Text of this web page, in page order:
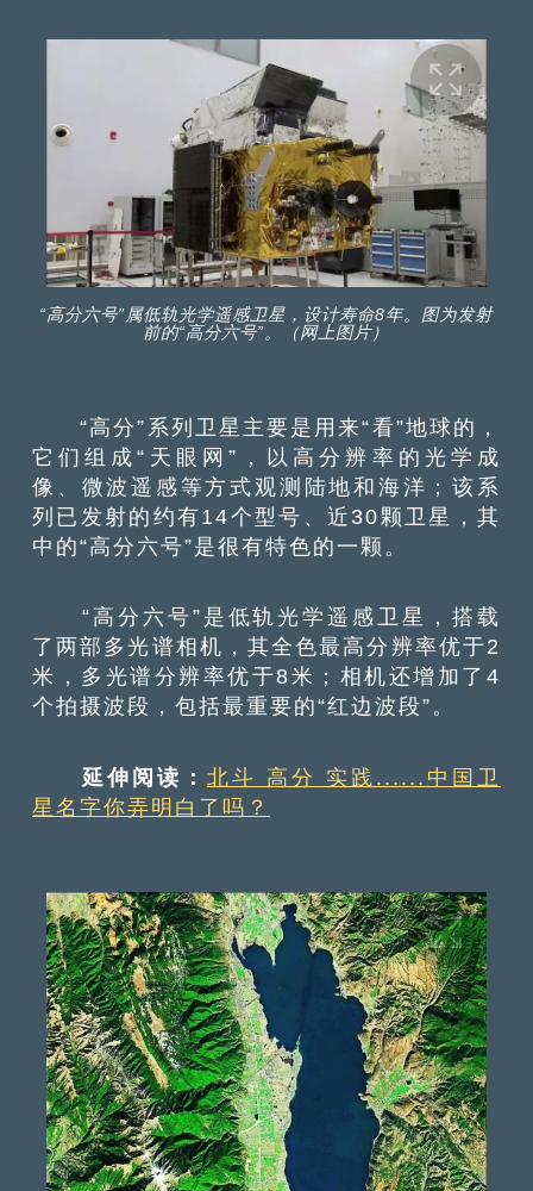
“高分六号”属低轨光学遥感卫星，设计寿命8年。图为发射
前的“高分六号”。（网上图片）
“高分”系列卫星主要是用来“看”地球的，
它们组成“天眼网”，以高分辨率的光学成
像、微波遥感等方式观测陆地和海洋；该系
列已发射的约有14个型号、近30颗卫星，其
中的“高分六号”是很有特色的一颗。
“高分六号”是低轨光学遥感卫星，搭载
了两部多光谱相机，其全色最高分辨率优于2
米，多光谱分辨率优于8米；相机还增加了4
个拍摄波段，包括最重要的“红边波段”。
延伸阅读：北斗 高分 实践......中国卫
星名字你弄明白了吗？